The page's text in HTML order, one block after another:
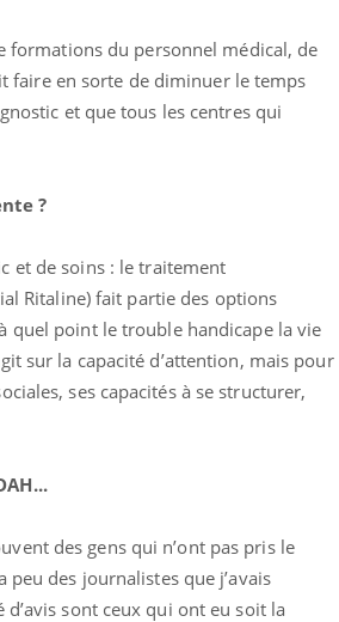
formations du personnel médical, de
faire en sorte de diminuer le temps
et que tous les centres qui
?
et de soins : le traitement
Ritaline) fait partie des options
quel point le trouble handicape la vie
sur la capacité d’attention, mais pour
ses capacités à se structurer,
des gens qui n’ont pas pris le
des journalistes que j’avais
sont ceux qui ont eu soit la